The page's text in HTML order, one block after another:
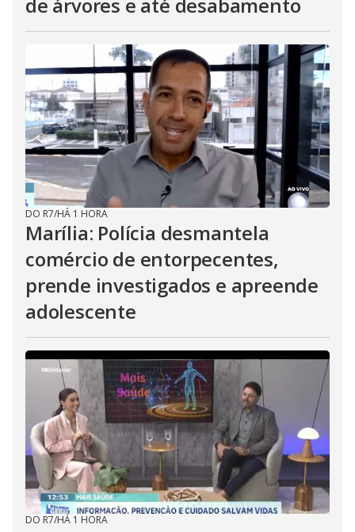
DO R7/HÁ 1 HORA
Marília: Polícia desmantela
comércio de entorpecentes,
prende investigados e apreende
adolescente
DO R7/HÁ 1 HORA